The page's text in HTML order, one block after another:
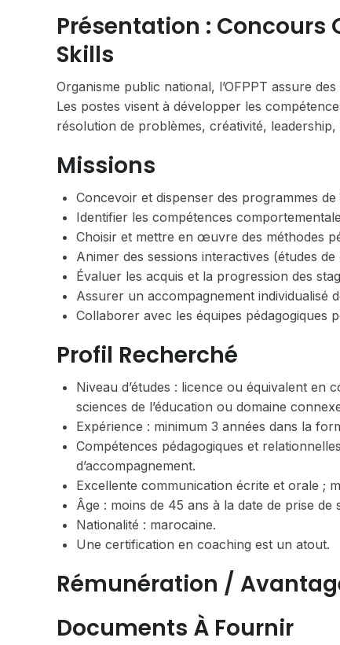
Présentation : Concours
Skills
Organisme public national, l’OFPPT assure
Les postes visent à développer les
résolution de problèmes, créativité,
Missions
Concevoir et dispenser des programmes
Identifier les compétences
Choisir et mettre en œuvre des méthodes
Animer des sessions interactives (études
Évaluer les acquis et la progression des
Assurer un accompagnement individualisé
Collaborer avec les équipes pédagogiques
Profil Recherché
Niveau d’études : licence ou équivalent en
sciences de l’éducation ou domaine
Expérience : minimum 3 années dans la
Compétences pédagogiques et
d’accompagnement.
Excellente communication écrite et orale ;
Âge : moins de 45 ans à la date de prise de
Nationalité : marocaine.
Une certification en coaching est un atout.
Rémunération /
Documents À Fournir